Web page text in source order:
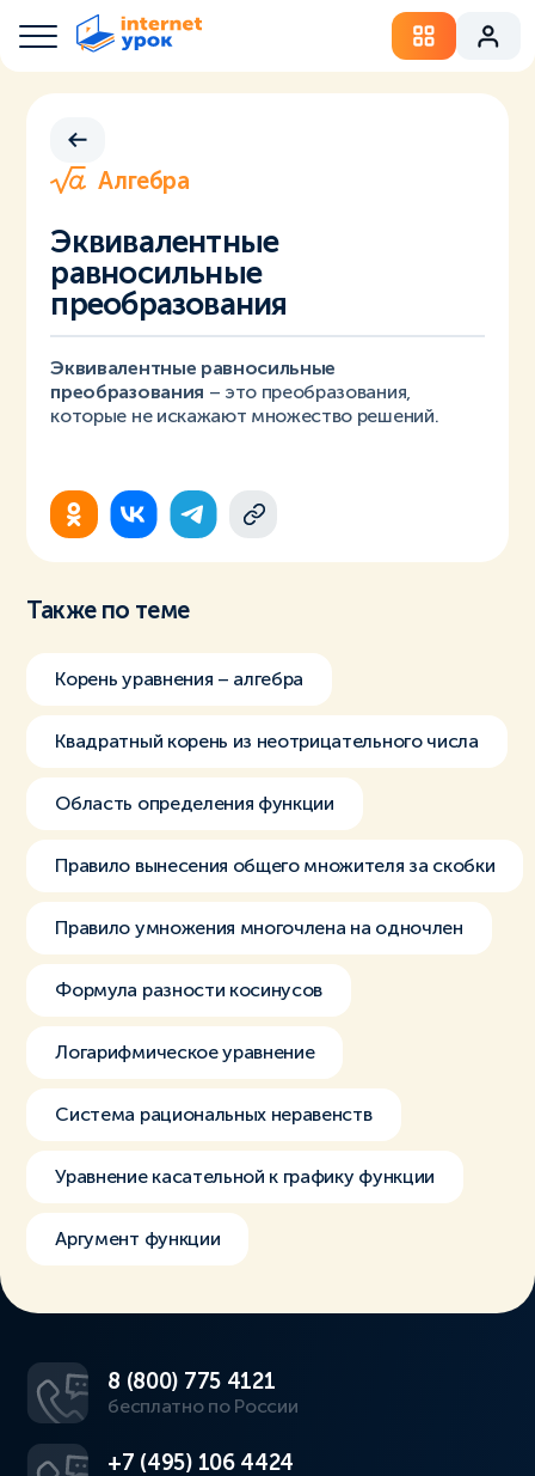
Алгебра
Эквивалентные
равносильные
преобразования
Эквивалентные равносильные
преобразования – это преобразования,
которые не искажают множество решений.
Также по теме
Корень уравнения – алгебра
Квадратный корень из неотрицательного числа
Область определения функции
Правило вынесения общего множителя за скобки
Правило умножения многочлена на одночлен
Формула разности косинусов
Логарифмическое уравнение
Система рациональных неравенств
Уравнение касательной к графику функции
Аргумент функции
8 (800) 775 4121
бесплатно по России
+7 (495) 106 4424